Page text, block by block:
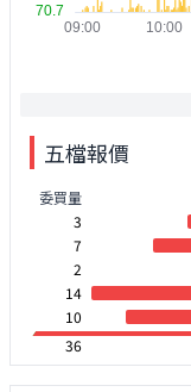
五檔報價
委買量
3
7
2
14
10
36